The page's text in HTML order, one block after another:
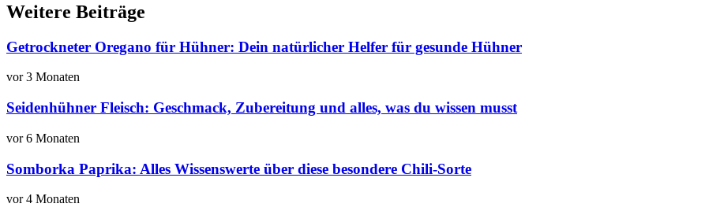
Weitere Beiträge
Getrockneter Oregano für Hühner: Dein natürlicher Helfer für gesunde Hühner
vor 3 Monaten
Seidenhühner Fleisch: Geschmack, Zubereitung und alles, was du wissen musst
vor 6 Monaten
Somborka Paprika: Alles Wissenswerte über diese besondere Chili-Sorte
vor 4 Monaten